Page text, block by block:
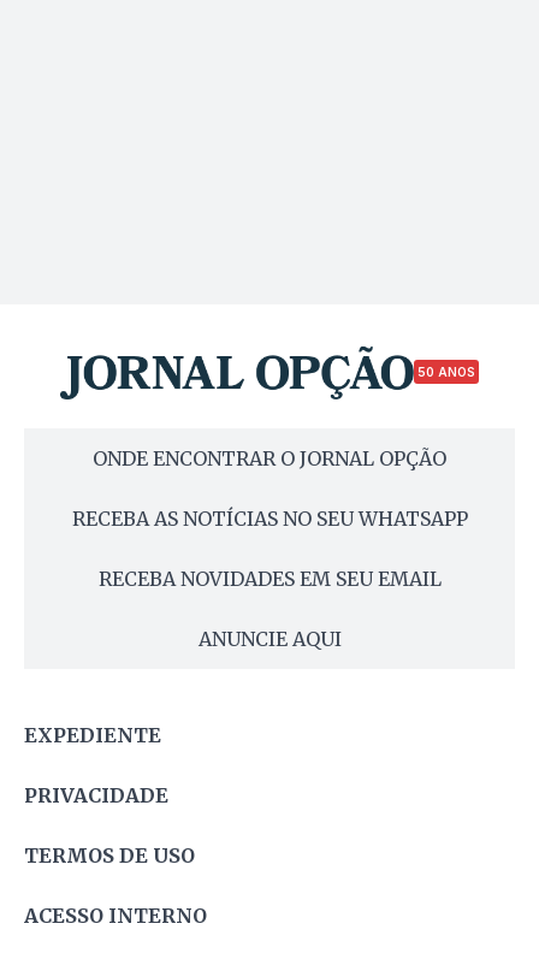
50 ANOS
ONDE ENCONTRAR O JORNAL OPÇÃO
RECEBA AS NOTÍCIAS NO SEU WHATSAPP
RECEBA NOVIDADES EM SEU EMAIL
ANUNCIE AQUI
EXPEDIENTE
PRIVACIDADE
TERMOS DE USO
ACESSO INTERNO